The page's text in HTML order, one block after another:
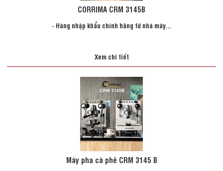
CORRIMA CRM 3145B
- Hàng nhập khẩu chính hãng từ nhà máy...
Xem chi tiết
Máy pha cà phê CRM 3145 B